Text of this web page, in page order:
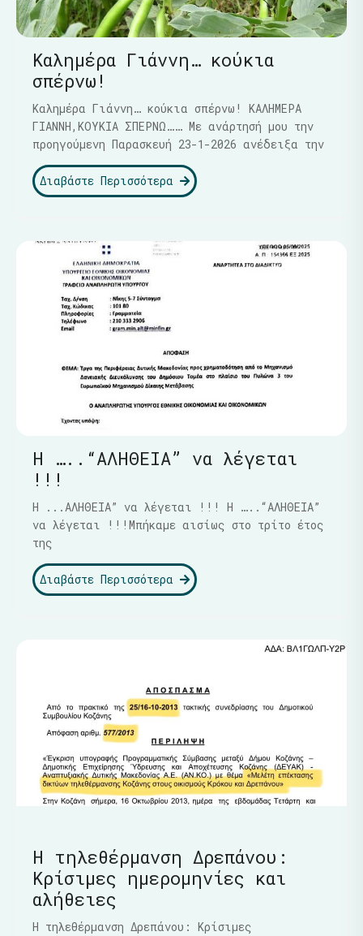
Καλημέρα Γιάννη… κούκια
σπέρνω!
Καλημέρα Γιάννη… κούκια σπέρνω! ΚΑΛΗΜΕΡΑ
ΓΙΑΝΝΗ,ΚΟΥΚΙΑ ΣΠΕΡΝΩ…… Με ανάρτησή μου την
προηγούμενη Παρασκευή 23-1-2026 ανέδειξα την
Διαβάστε Περισσότερα
Η …..“ΑΛΗΘΕΙΑ” να λέγεται
!!!
Η ...ΑΛΗΘΕΙΑ” να λέγεται !!! Η …..“ΑΛΗΘΕΙΑ”
να λέγεται !!!Μπήκαμε αισίως στο τρίτο έτος
της
Διαβάστε Περισσότερα
Η τηλεθέρμανση Δρεπάνου:
Κρίσιμες ημερομηνίες και
αλήθειες
Η τηλεθέρμανση Δρεπάνου: Κρίσιμες